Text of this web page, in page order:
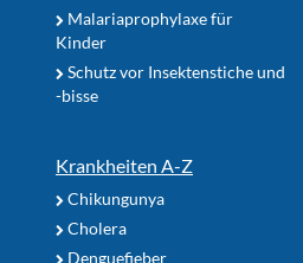
Malariaprophylaxe für
Kinder
Schutz vor Insektenstiche und
-bisse
Krankheiten A-Z
Chikungunya
Cholera
Denguefieber